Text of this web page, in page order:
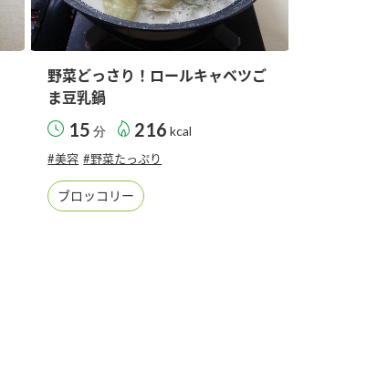
野菜どっさり！ロールキャベツご
ま豆乳鍋
15 分 216 kcal
#美容 #野菜たっぷり
ブロッコリー